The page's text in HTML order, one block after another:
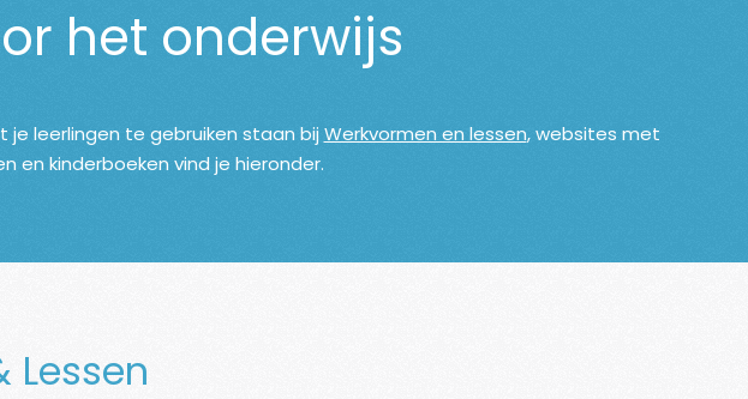
het onderwijs
leerlingen te gebruiken staan bijWerkvormen en lessen, websites met
en kinderboeken vind je hieronder.
Lessen